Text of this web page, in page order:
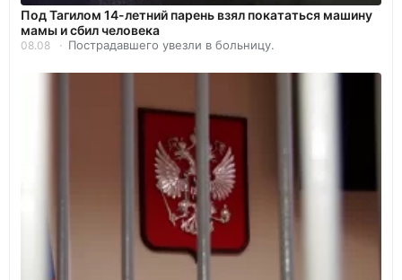
Под Тагилом 14-летний парень взял покататься машину
мамы и сбил человека
08.08 Пострадавшего увезли в больницу.